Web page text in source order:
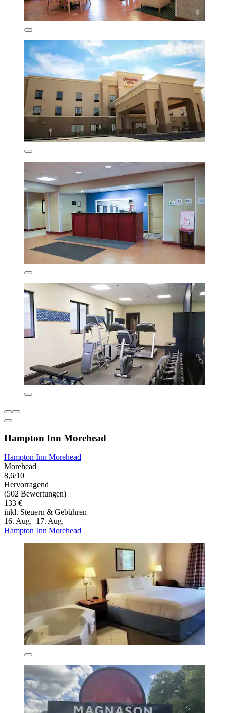
Hampton Inn Morehead
Hampton Inn Morehead
Morehead
8,6/10
Hervorragend
(502 Bewertungen)
133 €
inkl. Steuern & Gebühren
16. Aug.–17. Aug.
Hampton Inn Morehead